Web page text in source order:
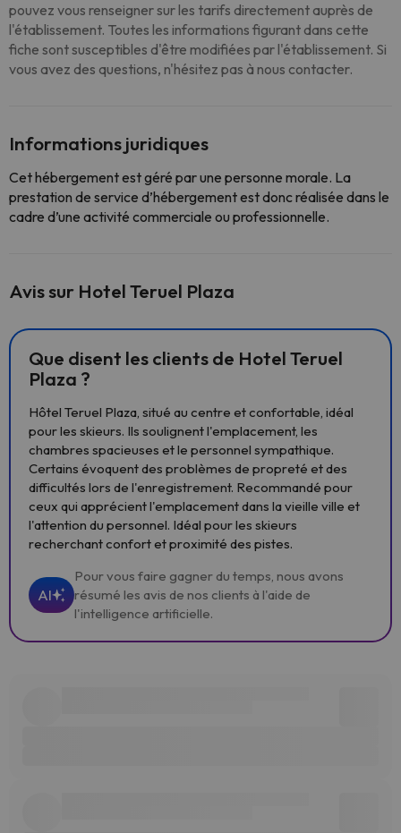
pouvez vous renseigner sur les tarifs directement auprès de
l'établissement. Toutes les informations figurant dans cette
fiche sont susceptibles d'être modifiées par l'établissement. Si
vous avez des questions, n'hésitez pas à nous contacter.
Informations juridiques
Cet hébergement est géré par une personne morale. La
prestation de service d’hébergement est donc réalisée dans le
cadre d’une activité commerciale ou professionnelle.
Avis sur Hotel Teruel Plaza
Que disent les clients de Hotel Teruel
Plaza ?
Hôtel Teruel Plaza, situé au centre et confortable, idéal
pour les skieurs. Ils soulignent l'emplacement, les
chambres spacieuses et le personnel sympathique.
Certains évoquent des problèmes de propreté et des
difficultés lors de l'enregistrement. Recommandé pour
ceux qui apprécient l'emplacement dans la vieille ville et
l'attention du personnel. Idéal pour les skieurs
recherchant confort et proximité des pistes.
AI
Pour vous faire gagner du temps, nous avons
résumé les avis de nos clients à l'aide de
l'intelligence artificielle.